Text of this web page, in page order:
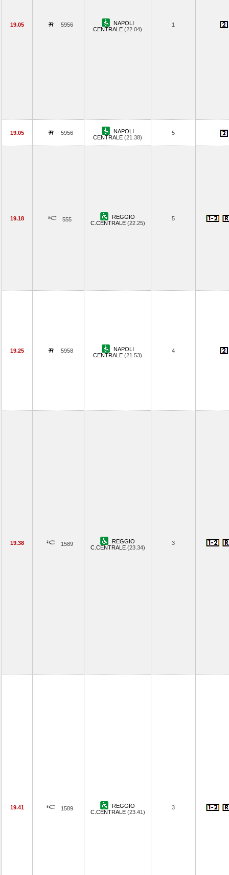
19.05 5956
NAPOLI
CENTRALE (22.04)
1
19.05 5956
NAPOLI
CENTRALE (21.38)
5
19.18 555
REGGIO
C.CENTRALE (22.25)
5
19.25 5958
NAPOLI
CENTRALE (21.53)
4
19.38 1589
REGGIO
C.CENTRALE (23.34)
3
19.41 1589
REGGIO
C.CENTRALE (23.41)
3